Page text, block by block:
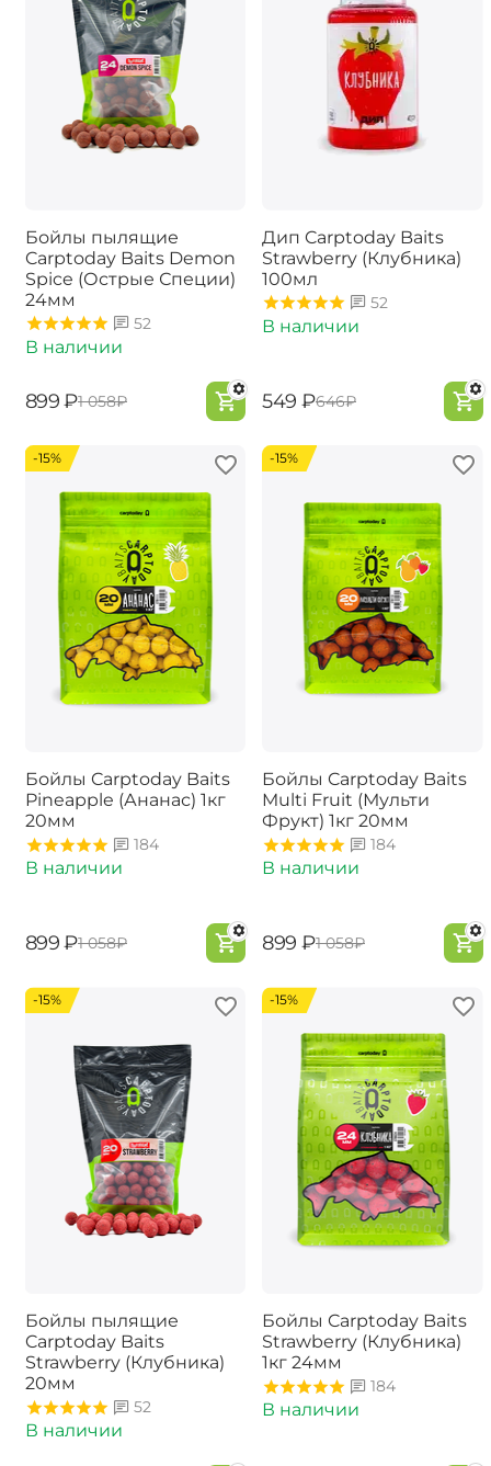
Бойлы пылящие
Carptoday Baits Demon
Spice (Острые Специи)
24мм
52
В наличии
‍899‍ ₽‍1 058‍₽
Дип Carptoday Baits
Strawberry (Клубника)
100мл
52
В наличии
‍549‍ ₽‍646‍₽
-15%
Бойлы Carptoday Baits
Pineapple (Ананас) 1кг
20мм
184
В наличии
‍899‍ ₽‍1 058‍₽
-15%
Бойлы Carptoday Baits
Multi Fruit (Мульти
Фрукт) 1кг 20мм
184
В наличии
‍899‍ ₽‍1 058‍₽
-15%
Бойлы пылящие
Carptoday Baits
Strawberry (Клубника)
20мм
52
В наличии
-15%
Бойлы Carptoday Baits
Strawberry (Клубника)
1кг 24мм
184
В наличии